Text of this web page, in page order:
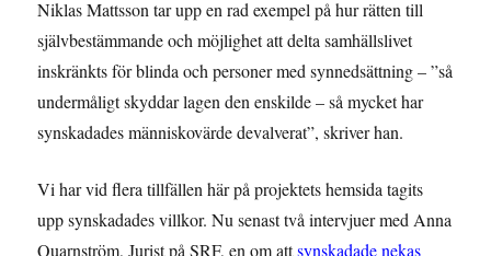
Niklas Mattsson tar upp en rad exempel på hur rätten till
självbestämmande och möjlighet att delta samhällslivet
inskränkts för blinda och personer med synnedsättning – ”så
undermåligt skyddar lagen den enskilde – så mycket har
synskadades människovärde devalverat”, skriver han.
Vi har vid flera tillfällen här på projektets hemsida tagits
upp synskadades villkor. Nu senast två intervjuer med Anna
Quarnström, Jurist på SRF, en om attsynskadade nekas